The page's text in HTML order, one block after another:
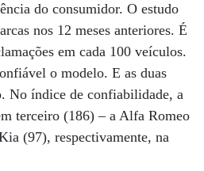
do consumidor. O estudo
nos 12 meses anteriores. É
em cada 100 veículos.
o modelo. E as duas
No índice de confiabilidade, a
terceiro (186) – a Alfa Romeo
(97), respectivamente, na